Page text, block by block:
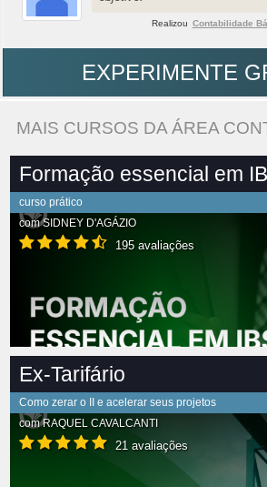
Realizou Contabilidade
EXPERIMENTE
MAIS CURSOS DA ÁREA
Formação essencial em
curso prático
comSIDNEY D'AGÁZIO
195 avaliações
Ex-Tarifário
Como zerar o II e acelerar seus projetos
comRAQUEL CAVALCANTI
21 avaliações